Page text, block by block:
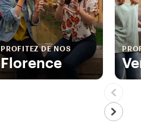
PROFITEZ DE NOS
Florence